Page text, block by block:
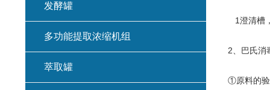
1澄清槽
2、巴氏消
①原料的
发酵罐
多功能提取浓缩机组
萃取罐